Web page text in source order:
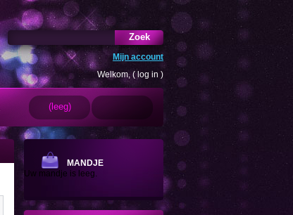
Zoek
Mijn account
Welkom, ( log in )
(leeg)
MANDJE
Uw mandje is leeg.